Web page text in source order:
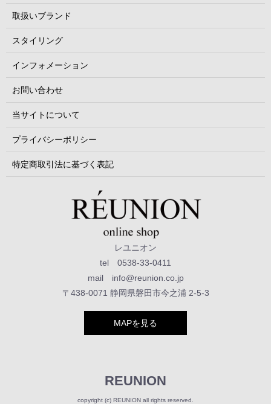
取扱いブランド
スタイリング
インフォメーション
お問い合わせ
当サイトについて
プライバシーポリシー
特定商取引法に基づく表記
レユニオン
tel 0538-33-0411
mail info@reunion.co.jp
〒438-0071 静岡県磐田市今之浦 2-5-3
MAPを見る
REUNION
copyright (c) REUNION all rights reserved.